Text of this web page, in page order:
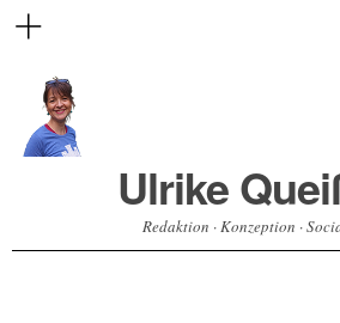
Ulrike
Redaktion · Konzeption ·